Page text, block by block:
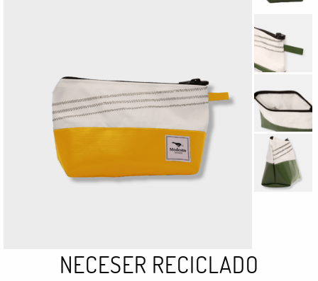
NECESER RECICLADO